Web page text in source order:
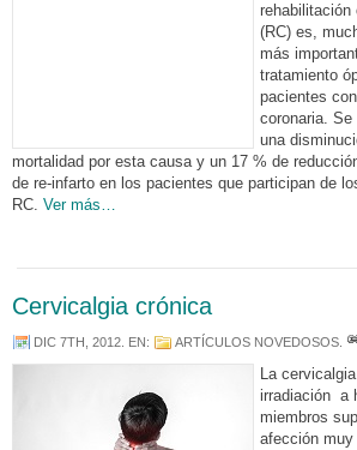
rehabilitación
(RC) es,
más
tratamiento
pacientes
coronaria. Se
una
mortalidad por esta causa y un 17 % de
de re-infarto en los pacientes que participan de
RC. Ver más…
Cervicalgia crónica
DIC 7TH, 2012 . EN: ARTÍCULOS NOVEDOSOS
La
irradiación a
miembros
afección